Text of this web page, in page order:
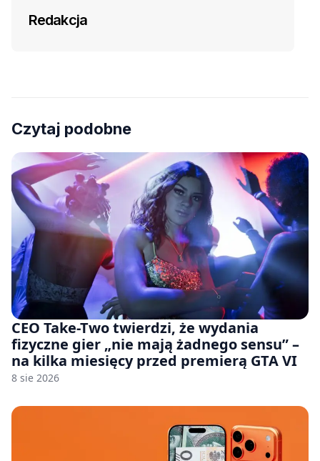
Redakcja
Czytaj podobne
CEO Take-Two twierdzi, że wydania
fizyczne gier „nie mają żadnego sensu” –
na kilka miesięcy przed premierą GTA VI
8 sie 2026